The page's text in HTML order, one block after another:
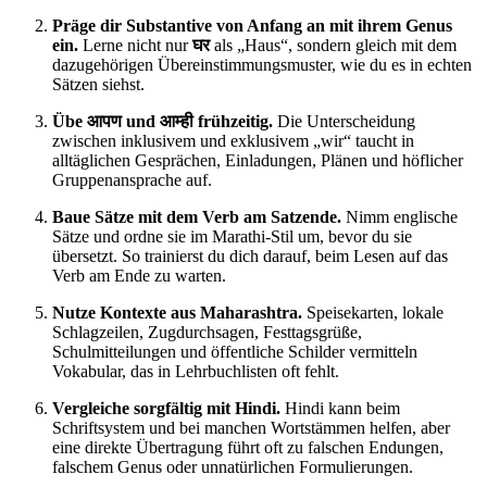
Präge dir Substantive von Anfang an mit ihrem Genus
ein. Lerne nicht nurघरals „Haus“, sondern gleich mit dem
dazugehörigen Übereinstimmungsmuster, wie du es in echten
Sätzen siehst.
Übe आपण und आम्ही frühzeitig. Die Unterscheidung
zwischen inklusivem und exklusivem „wir“ taucht in
alltäglichen Gesprächen, Einladungen, Plänen und höflicher
Gruppenansprache auf.
Baue Sätze mit dem Verb am Satzende. Nimm englische
Sätze und ordne sie im Marathi-Stil um, bevor du sie
übersetzt. So trainierst du dich darauf, beim Lesen auf das
Verb am Ende zu warten.
Nutze Kontexte aus Maharashtra. Speisekarten, lokale
Schlagzeilen, Zugdurchsagen, Festtagsgrüße,
Schulmitteilungen und öffentliche Schilder vermitteln
Vokabular, das in Lehrbuchlisten oft fehlt.
Vergleiche sorgfältig mit Hindi. Hindi kann beim
Schriftsystem und bei manchen Wortstämmen helfen, aber
eine direkte Übertragung führt oft zu falschen Endungen,
falschem Genus oder unnatürlichen Formulierungen.